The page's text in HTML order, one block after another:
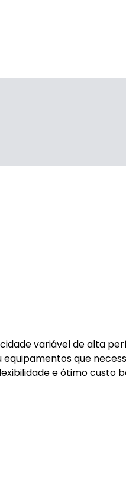
variável de alta
equipamentos que
e ótimo custo